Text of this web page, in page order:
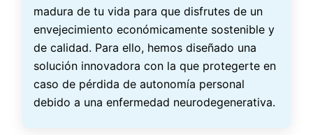
madura de tu vida para que disfrutes de un
envejecimiento económicamente sostenible y
de calidad. Para ello, hemos diseñado una
solución innovadora con la que protegerte en
caso de pérdida de autonomía personal
debido a una enfermedad neurodegenerativa.